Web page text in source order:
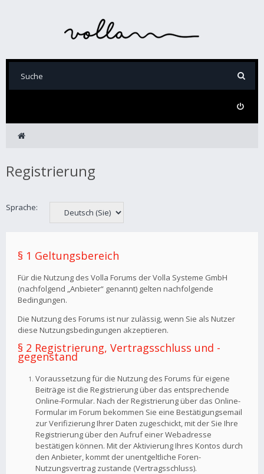
Registrierung
Sprache:
§ 1 Geltungsbereich
Für die Nutzung des Volla Forums der Volla Systeme GmbH
(nachfolgend „Anbieter“ genannt) gelten nachfolgende
Bedingungen.
Die Nutzung des Forums ist nur zulässig, wenn Sie als Nutzer
diese Nutzungsbedingungen akzeptieren.
§ 2 Registrierung, Vertragsschluss und -
gegenstand
Voraussetzung für die Nutzung des Forums für eigene
Beiträge ist die Registrierung über das entsprechende
Online-Formular. Nach der Registrierung über das Online-
Formular im Forum bekommen Sie eine Bestätigungsemail
zur Verifizierung Ihrer Daten zugeschickt, mit der Sie Ihre
Registrierung über den Aufruf einer Webadresse
bestätigen können. Mit der Aktivierung Ihres Kontos durch
den Anbieter, kommt der unentgeltliche Foren-
Nutzungsvertrag zustande (Vertragsschluss).